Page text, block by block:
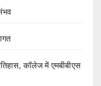
कॉलेज में एमबीबीएस